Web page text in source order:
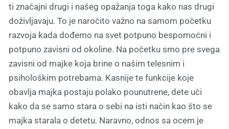
ti značajni drugi i našeg opažanja toga kako nas drugi
doživljavaju. To je naročito važno na samom početku
razvoja kada dođemo na svet potpuno bespomoćni i
potpuno zavisni od okoline. Na početku smo pre svega
zavisni od majke koja brine o našim telesnim i
psihološkim potrebama. Kasnije te funkcije koje
obavlja majka postaju polako pounutrene, dete uči
kako da se samo stara o sebi na isti način kao što se
majka starala o detetu. Naravno, odnos sa ocem je